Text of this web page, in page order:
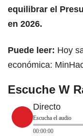
equilibrar el
en 2026.
Puede leer: Hoy
económica:
Escuche W
Directo
Escucha el audio
00:00:00